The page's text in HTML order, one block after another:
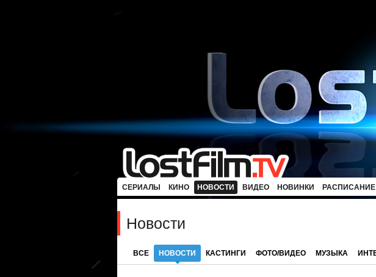
СЕРИАЛЫ КИНО НОВОСТИ ВИДЕО НОВИНКИ РАСПИСАНИЕ
Новости
ВСЕ НОВОСТИ КАСТИНГИ ФОТО/ВИДЕО МУЗЫКА